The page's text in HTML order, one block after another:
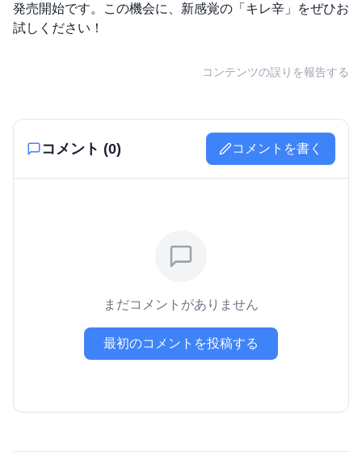
発売開始です。この機会に、新感覚の「キレ辛」をぜひお
試しください！
コンテンツの誤りを報告する
コメント (0) コメントを書く
まだコメントがありません
最初のコメントを投稿する